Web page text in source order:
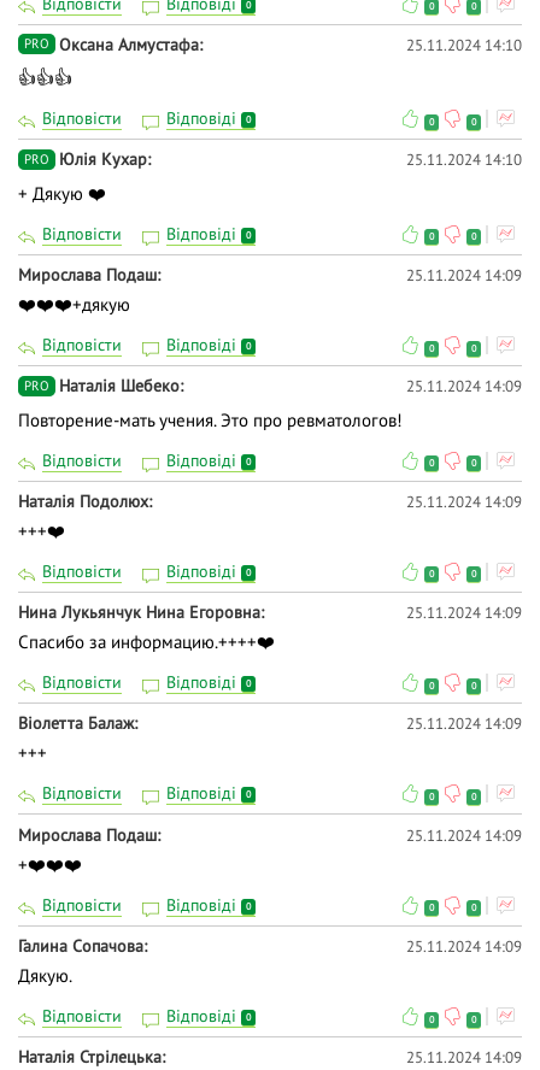
0 0 0
PRO Оксана Алмустафа 25.11.2024 14:10
👍👍👍
Відповісти Відповіді 0 0 0
PRO Юлія Кухар 25.11.2024 14:10
+ Дякую ❤️
Відповісти Відповіді 0 0 0
Мирослава Подаш 25.11.2024 14:09
❤️❤️❤️+дякую
Відповісти Відповіді 0 0 0
PRO Наталія Шебеко 25.11.2024 14:09
Повторение-мать учения. Это про ревматологов!
Відповісти Відповіді 0 0 0
Наталія Подолюх 25.11.2024 14:09
+++❤️
Відповісти Відповіді 0 0 0
Нина Лукьянчук Нина Егоровна 25.11.2024 14:09
Спасибо за информацию.++++❤️
Відповісти Відповіді 0 0 0
Віолетта Балаж 25.11.2024 14:09
+++
Відповісти Відповіді 0 0 0
Мирослава Подаш 25.11.2024 14:09
+❤️❤️❤️
Відповісти Відповіді 0 0 0
Галина Сопачова 25.11.2024 14:09
Дякую.
Відповісти Відповіді 0 0 0
Наталія Стрілецька 25.11.2024 14:09